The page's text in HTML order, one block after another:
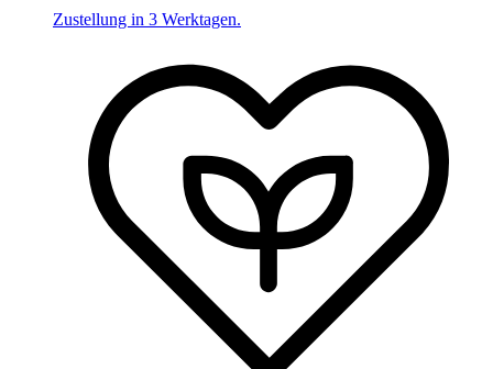
Zustellung in 3 Werktagen.